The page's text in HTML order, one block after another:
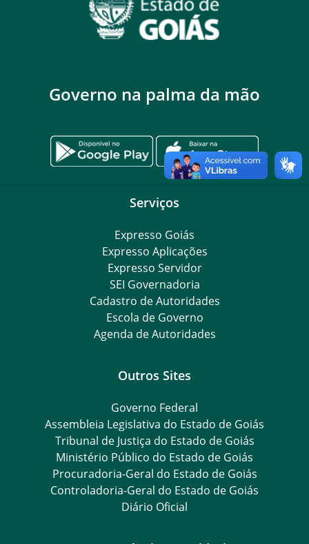
Governo na palma da mão
Serviços
Expresso Goiás
Expresso Aplicações
Expresso Servidor
SEI Governadoria
Cadastro de Autoridades
Escola de Governo
Agenda de Autoridades
Outros Sites
Governo Federal
Assembleia Legislativa do Estado de Goiás
Tribunal de Justiça do Estado de Goiás
Ministério Público do Estado de Goiás
Procuradoria-Geral do Estado de Goiás
Controladoria-Geral do Estado de Goiás
Diário Oficial